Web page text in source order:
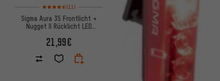
Bewertungen: 4,5 von 5 basierend auf 11 Bewertungen
(11)
Sigma Aura 35 Frontlicht +
Nugget II Rücklicht LED
21,99€